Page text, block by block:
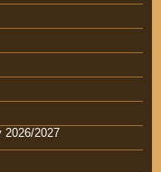
2026/2027